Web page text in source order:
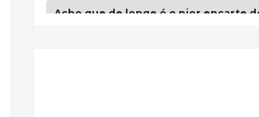
Acho que de longe é o pior encarte